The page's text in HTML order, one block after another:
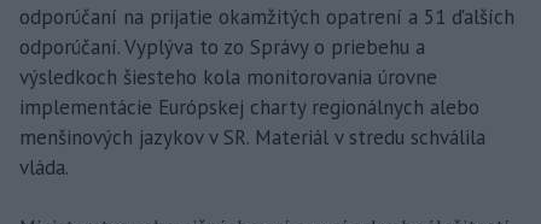
odporúčaní na prijatie okamžitých opatrení a 51 ďalších
odporúčaní. Vyplýva to zo Správy o priebehu a
výsledkoch šiesteho kola monitorovania úrovne
implementácie Európskej charty regionálnych alebo
menšinových jazykov v SR. Materiál v stredu schválila
vláda.